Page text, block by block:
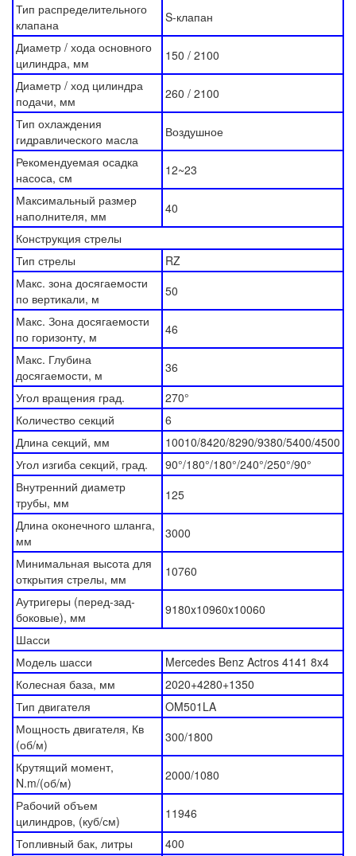
Тип распределительного
клапана
S-клапан
Диаметр / хода основного
цилиндра, мм
150 / 2100
Диаметр / ход цилиндра
подачи, мм
260 / 2100
Тип охлаждения
гидравлического масла
Воздушное
Рекомендуемая осадка
насоса, см
12~23
Максимальный размер
наполнителя, мм
40
Конструкция стрелы
Тип стрелы
RZ
Макс. зона досягаемости
по вертикали, м
50
Макс. Зона досягаемости
по горизонту, м
46
Макс. Глубина
досягаемости, м
36
Угол вращения град.
270°
Количество секций
6
Длина секций, мм
10010/8420/8290/9380/5400/4500
Угол изгиба секций, град.
90°/180°/180°/240°/250°/90°
Внутренний диаметр
трубы, мм
125
Длина оконечного шланга,
мм
3000
Минимальная высота для
открытия стрелы, мм
10760
Аутригеры (перед-зад-
боковые), мм
9180x10960x10060
Шасси
Модель шасси
Mercedes Benz Actros 4141 8x4
Колесная база, мм
2020+4280+1350
Тип двигателя
OM501LA
Мощность двигателя, Кв
(об/м)
300/1800
Крутящий момент,
N.m/(об/м)
2000/1080
Рабочий объем
цилиндров, (куб/см)
11946
Топливный бак, литры
400